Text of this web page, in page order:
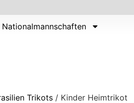
Nationalmannschaften
Trikots / Kinder Heimtrikot